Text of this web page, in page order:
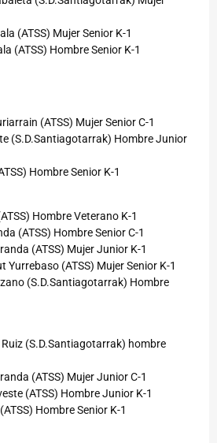
(ATSS) Mujer Senior K-1
(ATSS) Hombre Senior K-1
(ATSS) Mujer Senior C-1
(S.D.Santiagotarrak) Hombre Junior
Hombre Senior K-1
Hombre Veterano K-1
(ATSS) Hombre Senior C-1
(ATSS) Mujer Junior K-1
Yurrebaso (ATSS) Mujer Senior K-1
(S.D.Santiagotarrak) Hombre
(S.D.Santiagotarrak) hombre
(ATSS) Mujer Junior C-1
(ATSS) Hombre Junior K-1
Hombre Senior K-1